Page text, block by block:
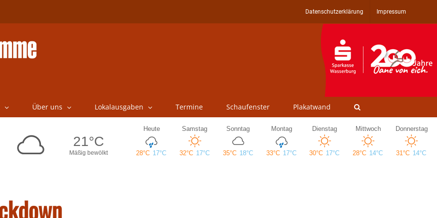
Datenschutzerklärung Impressum
Über uns Lokalausgaben Termine Schaufenster Plakatwand